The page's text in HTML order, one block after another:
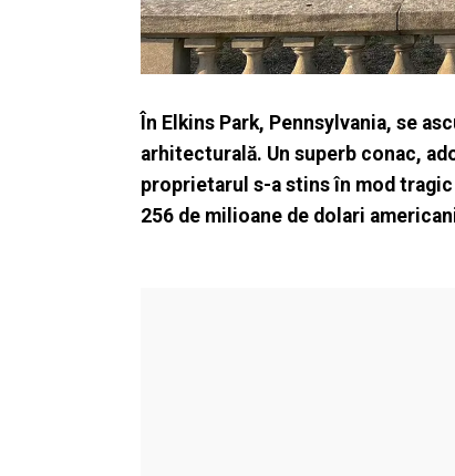
În Elkins Park, Pennsylvania, se
arhitecturală. Un superb conac,
proprietarul s-a stins în mod
256 de milioane de dolari